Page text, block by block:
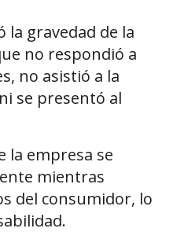
la gravedad de la
no respondió a
no asistió a la
se presentó al
la empresa se
mientras
del consumidor, lo